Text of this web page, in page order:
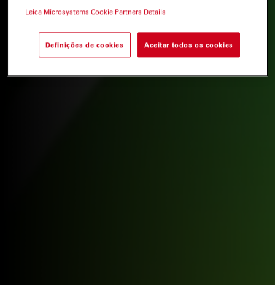
Leica Microsystems Cookie Partners Details
Definições de cookies Aceitar todos os cookies